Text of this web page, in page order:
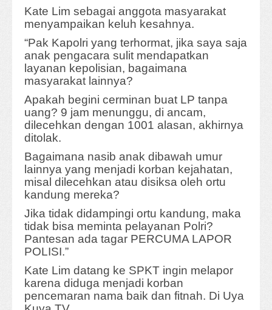
Kate Lim sebagai anggota masyarakat
menyampaikan keluh kesahnya.
“Pak Kapolri yang terhormat, jika saya saja
anak pengacara sulit mendapatkan
layanan kepolisian, bagaimana
masyarakat lainnya?
Apakah begini cerminan buat LP tanpa
uang? 9 jam menunggu, di ancam,
dilecehkan dengan 1001 alasan, akhirnya
ditolak.
Bagaimana nasib anak dibawah umur
lainnya yang menjadi korban kejahatan,
misal dilecehkan atau disiksa oleh ortu
kandung mereka?
Jika tidak didampingi ortu kandung, maka
tidak bisa meminta pelayanan Polri?
Pantesan ada tagar PERCUMA LAPOR
POLISI.”
Kate Lim datang ke SPKT ingin melapor
karena diduga menjadi korban
pencemaran nama baik dan fitnah. Di Uya